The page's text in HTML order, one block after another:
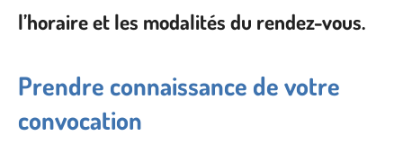
l’horaire et les modalités du rendez-vous.
Prendre connaissance de votre
convocation